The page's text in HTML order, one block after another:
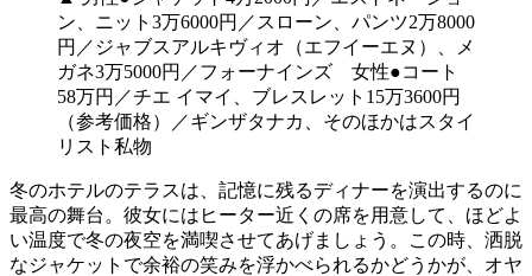
ン、ニット3万6000円／スローン、パンツ2万8000
円／ジャブスアルキヴィオ（エフイーエヌ）、メ
ガネ3万5000円／フォーナインズ 女性●コート
58万円／チエ イマイ、ブレスレット15万3600円
（参考価格）／ギンザタナカ、そのほかはスタイ
リスト私物
冬のホテルのテラスは、記憶に残るディナーを演出するのに
最高の舞台。彼女にはヒーター近くの席を用意して、ほどよ
い温度で冬の夜空を満喫させてあげましょう。この時、洒脱
なジャケットで余裕の笑みを浮かべられるかどうかが、オヤ